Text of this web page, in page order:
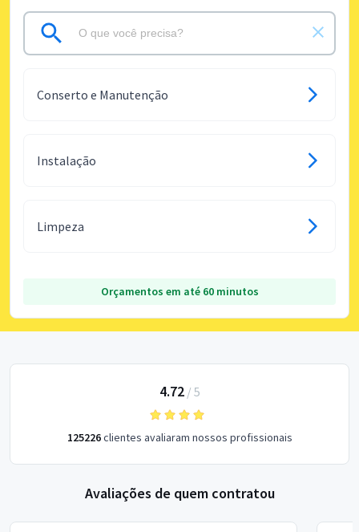
Conserto e Manutenção
Instalação
Limpeza
Orçamentos em até 60 minutos
4.72/ 5
125226clientes avaliaram nossos profissionais
Avaliações de quem contratou